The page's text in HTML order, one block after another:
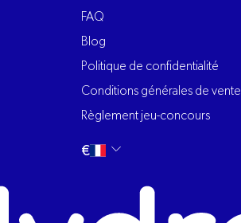
FAQ
Blog
Politique de confidentialité
Conditions générales de vente
Règlement jeu-concours
Changer
€ français